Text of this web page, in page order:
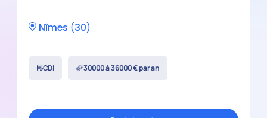
Nîmes (30)
CDI 30000 à 36000 € par an